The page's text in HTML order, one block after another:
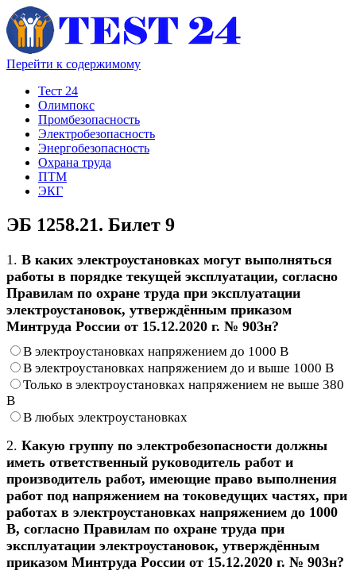
Перейти к содержимому
Тест 24
Олимпокс
Промбезопасность
Электробезопасность
Энергобезопасность
Охрана труда
ПТМ
ЭКГ
ЭБ 1258.21. Билет 9
1. В каких электроустановках могут выполняться
работы в порядке текущей эксплуатации, согласно
Правилам по охране труда при эксплуатации
электроустановок, утверждённым приказом
Минтруда России от 15.12.2020 г. № 903н?
В электроустановках напряжением до 1000 В
В электроустановках напряжением до и выше 1000 В
Только в электроустановках напряжением не выше 380
В
В любых электроустановках
2. Какую группу по электробезопасности должны
иметь ответственный руководитель работ и
производитель работ, имеющие право выполнения
работ под напряжением на токоведущих частях, при
работах в электроустановках напряжением до 1000
В, согласно Правилам по охране труда при
эксплуатации электроустановок, утверждённым
приказом Минтруда России от 15.12.2020 г. № 903н?